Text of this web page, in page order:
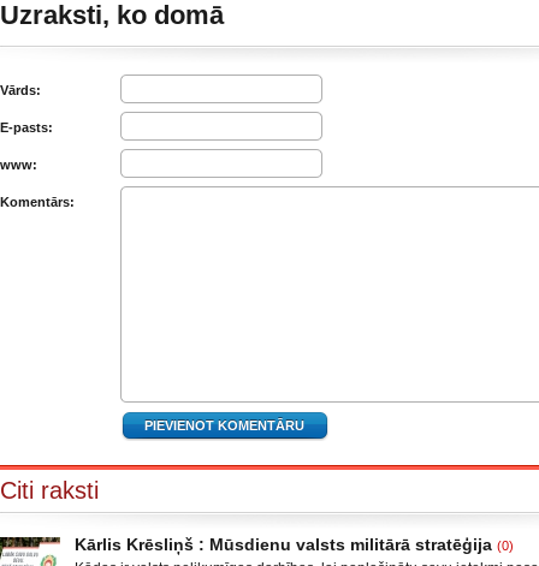
Uzraksti, ko domā
Vārds:
E-pasts:
www:
Komentārs:
Citi raksti
Kārlis Krēsliņš : Mūsdienu valsts militārā stratēģija (0)